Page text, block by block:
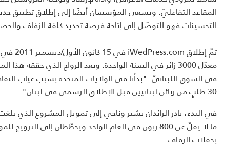
التحسينات فهو التوصّل إلى إتاحة فرصة تحديد كلفة الزفاف
معدّل 3000 زائر في السنة الواحدة. وبعد الرواج الذي
في السوق اللبنانيّ. "بدأنا في الولايات المتحدة بسبب غياب
30 طلبٍ من زبائن لبنانيين قبل الإطلاق الرسمي في لبنان".
ما لا يقلّ عن 800 زبون في العام الواحد ويخطّطان إلى
بحفلات الزفاف.